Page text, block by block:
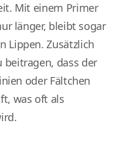
Mit einem Primer
länger, bleibt sogar
Lippen. Zusätzlich
beitragen, dass der
oder Fältchen
was oft als